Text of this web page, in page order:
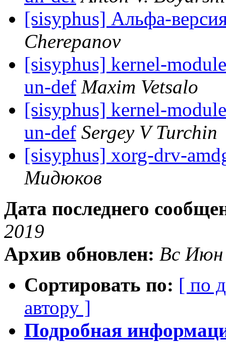
[sisyphus] Альфа-
Cherepanov
[sisyphus] kernel-
un-def Maxim Vetsalo
[sisyphus] kernel-
un-def Sergey V Turchin
[sisyphus] xorg-drv-
Мидюков
Дата последнего
2019
Архив обновлен: Вс Июн
Сортировать по: [ по
автору ]
Подробная